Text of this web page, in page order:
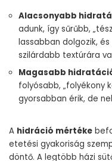
Alacsonyabb
adunk, így sűrűbb,
lassabban dolgozik,
szilárdabb textúrára
Magasabb
folyósabb, „folyékony
gyorsabban érik, de
A hidráció mértéke
etetési gyakoriság
döntő. A legtöbb házi